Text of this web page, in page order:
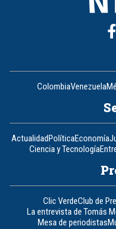
ColombiaVenezuela
ActualidadPolíticaEconomía
Ciencia y Tecnología
Clic VerdeClub de
La entrevista de Tomás
Mesa de periodistas